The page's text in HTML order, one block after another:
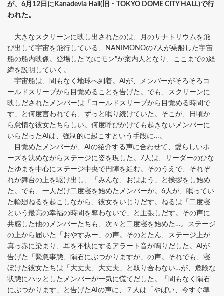
が、6月12日にKanadevia Hall(旧・TOKYO DOME CITY HALL)で行
われた。
大きなスクリーンに映し出されたのは、月のサナトリウムを飛
び出して宇宙を飛行している、NANIMONOの7人が乗船した宇宙
船の船内映像。登場した"なにモン"が案内人となり、ここまでの経
緯を説明していく。
宇宙船は、間もなく地球へ到着。AIが、メンバーがそろそろコ
ールドスリープから目覚めることを告げた。でも、スクリーンに
映しだされたメンバーは「コールドスリープから目覚める時間で
す」と何度言われても、ずっと眠り続けていた。そこが、日頃か
ら怠惰な彼女たちらしい。何度呼びかけても起きないメンバーに
いらだったAIは、強制的に起こすという手段に…。
目覚めたメンバーが、AIの紹介する声に合わせて、愛らしいポ
ーズを決めながらステージに姿を現した。7人は、リーダーのひな
たゆまを中心にステージ中央で円陣を組む。そのうえで、それぞ
れが舞台の上を駆け出し、「みんな、おはよう」と挨拶をし始め
た。でも、一人だけ二度寝を始めたメンバーが。6人が、眠ってい
た輪廻ねるを起こしながら、彼女をいじりだす。ねるは「二度寝
という最高の幸福の時間を奪わないで」と主張しだす。その声に
共感した他のメンバーたちも、次々と二度寝を始めた…。ステージ
の上から届いた「おやすみー」の声。そのとたん、ステージ上が
真っ赤に染まり、耳を不快にするアラート音が鳴りだした。AIが
告げた「緊急事態、隕石にぶつかりますが」の声。それでも、寝
ぼけた彼女たちは「大丈夫、大丈夫」と取り合わない…が、危険な
状態にハッとしたメンバーが一気に慌てだした。「間もなく隕石
にぶつかります」と告げたAIの声に、７人は「やばい、今すぐ準